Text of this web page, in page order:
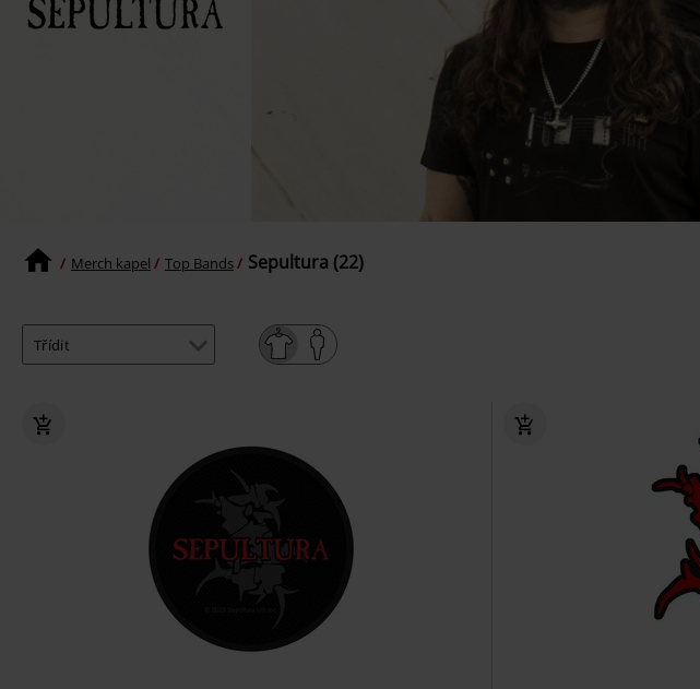
Merch kapel Top Bands Sepultura (22)